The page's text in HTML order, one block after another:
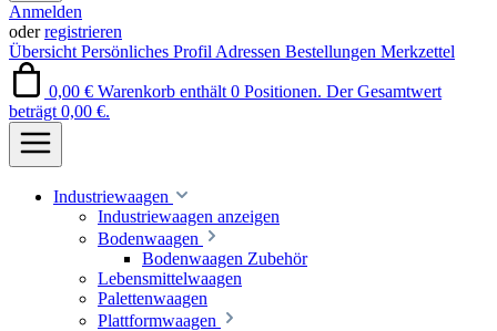
Anmelden
oderregistrieren
Übersicht Persönliches Profil Adressen Bestellungen Merkzettel
0,00 € Warenkorb enthält 0 Positionen. Der Gesamtwert
beträgt 0,00 €.
Industriewaagen
Industriewaagen anzeigen
Bodenwaagen
Bodenwaagen Zubehör
Lebensmittelwaagen
Palettenwaagen
Plattformwaagen